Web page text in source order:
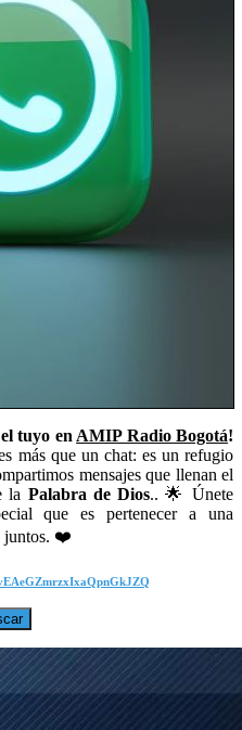
el tuyo enAMIP Radio Bogotá!
más que un chat: es un refugio
mensajes que llenan el
la Palabra de Dios.. 🌟 Únete
que es pertenecer a una
juntos. ❤️